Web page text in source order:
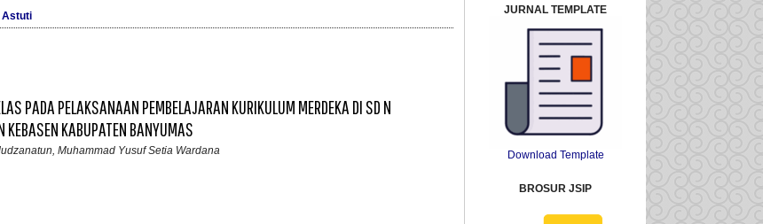
JURNAL TEMPLATE
Download Template
BROSUR JSIP
Astuti
PADA PELAKSANAAN PEMBELAJARAN KURIKULUM MERDEKA DI SD N
KEBASEN KABUPATEN BANYUMAS
Muhammad Yusuf Setia Wardana